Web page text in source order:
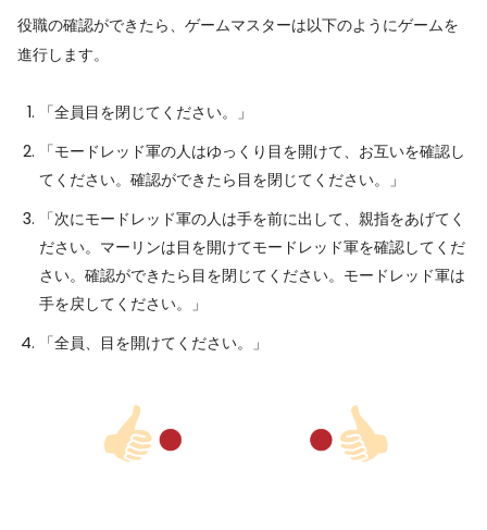
役職の確認ができたら、ゲームマスターは以下のようにゲームを
進行します。
「全員目を閉じてください。」
「モードレッド軍の人はゆっくり目を開けて、お互いを確認し
てください。確認ができたら目を閉じてください。」
「次にモードレッド軍の人は手を前に出して、親指をあげてく
ださい。マーリンは目を開けてモードレッド軍を確認してくだ
さい。確認ができたら目を閉じてください。モードレッド軍は
手を戻してください。」
「全員、目を開けてください。」